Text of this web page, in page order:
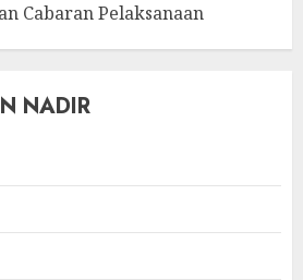
Cabaran Pelaksanaan
NADIR